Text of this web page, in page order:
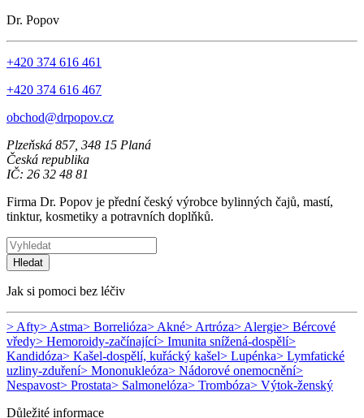
Dr. Popov
+420 374 616 461
+420 374 616 467
obchod@drpopov.cz
Plzeňská 857, 348 15 Planá
Česká republika
IČ: 26 32 48 81
Firma Dr. Popov je přední český výrobce bylinných čajů, mastí,
tinktur, kosmetiky a potravních doplňků.
Hledat
Jak si pomoci bez léčiv
> Afty> Astma> Borrelióza> Akné> Artróza> Alergie> Bércové
vředy> Hemoroidy-začínající> Imunita snížená-dospělí>
Kandidóza> Kašel-dospělí, kuřácký kašel> Lupénka> Lymfatické
uzliny-zduření> Mononukleóza> Nádorové onemocnění>
Nespavost> Prostata> Salmonelóza> Trombóza> Výtok-ženský
Důležité informace